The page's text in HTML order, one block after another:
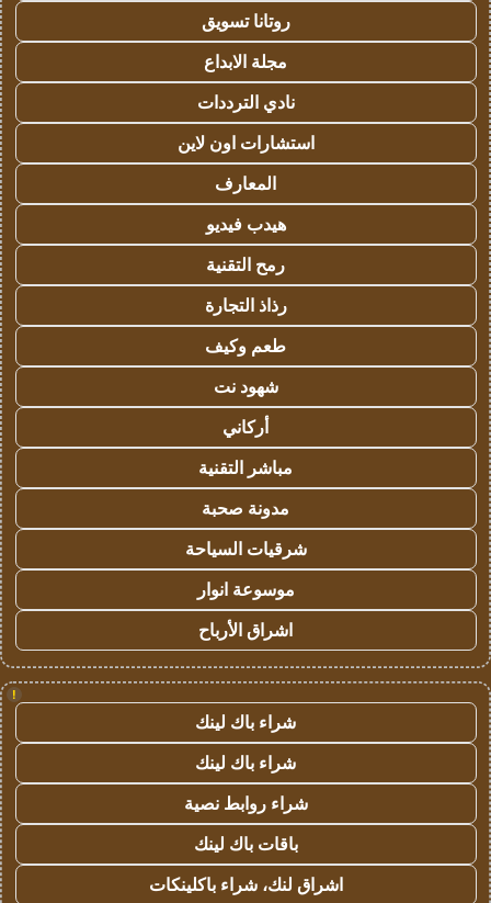
روتانا تسويق
مجلة الابداع
نادي الترددات
استشارات اون لاين
المعارف
هيدب فيديو
رمح التقنية
رذاذ التجارة
طعم وكيف
شهود نت
أركاني
مباشر التقنية
مدونة صحبة
شرقيات السياحة
موسوعة انوار
اشراق الأرباح
!
شراء باك لينك
شراء باك لينك
شراء روابط نصية
باقات باك لينك
اشراق لنك، شراء باكلينكات